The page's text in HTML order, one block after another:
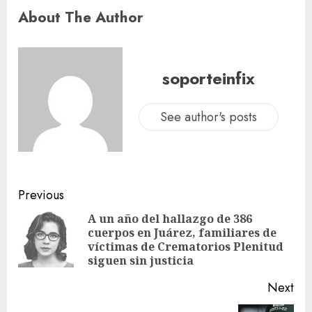
About The Author
soporteinfix
See author's posts
Previous
A un año del hallazgo de 386
cuerpos en Juárez, familiares de
víctimas de Crematorios Plenitud
siguen sin justicia
Next